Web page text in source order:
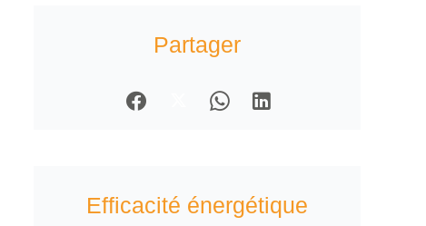
Partager
Efficacité énergétique